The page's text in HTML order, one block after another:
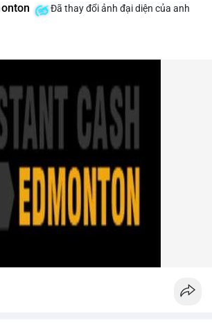
xuống 1,5910 USD, chịu áp lực bán
hủy thỏa thuận kho dự trữ CRO trị giá
giảm mạnh.
Bybit khởi kiện Triều Tiên và Lazarus
USD, đã nhận lệnh đóng băng tài sản.
lên OKX qua X Layer. BitGo IPO thành
cổ phiếu, định giá 2 tỷ USD.
dõi sát dòng tiền cá voi khi xuất hiện
4 BTC đến 210 BTC) trong ngày, ưu tiên
viết đầy đủ tại dòng thời gian của Vlike.vn!
Đã thay đổi ảnh đại diện của anh